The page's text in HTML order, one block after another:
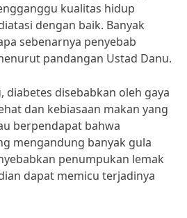
kualitas hidup
dengan baik. Banyak
sebenarnya penyebab
pandangan Ustad Danu.
diabetes disebabkan oleh gaya
dan kebiasaan makan yang
berpendapat bahwa
mengandung banyak gula
penumpukan lemak
dapat memicu terjadinya